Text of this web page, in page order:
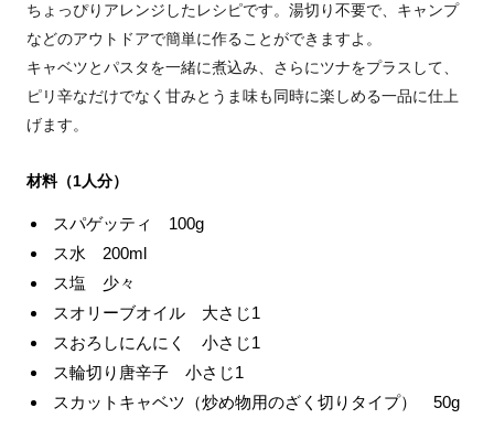
ちょっぴりアレンジしたレシピです。湯切り不要で、キャンプ
などのアウトドアで簡単に作ることができますよ。
キャベツとパスタを一緒に煮込み、さらにツナをプラスして、
ピリ辛なだけでなく甘みとうま味も同時に楽しめる一品に仕上
げます。
材料（1人分）
スパゲッティ 100g
ス水 200ml
ス塩 少々
スオリーブオイル 大さじ1
スおろしにんにく 小さじ1
ス輪切り唐辛子 小さじ1
スカットキャベツ（炒め物用のざく切りタイプ） 50g